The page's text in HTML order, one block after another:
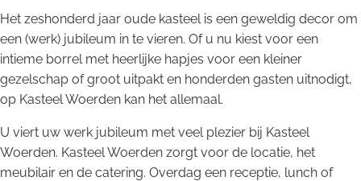
Het zeshonderd jaar oude kasteel is een geweldig decor om
een (werk) jubileum in te vieren. Of u nu kiest voor een
intieme borrel met heerlijke hapjes voor een kleiner
gezelschap of groot uitpakt en honderden gasten uitnodigt,
op Kasteel Woerden kan het allemaal.
U viert uw werk jubileum met veel plezier bij Kasteel
Woerden. Kasteel Woerden zorgt voor de locatie, het
meubilair en de catering. Overdag een receptie, lunch of